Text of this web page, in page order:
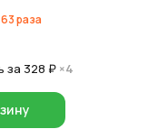
раза
за328 ₽ ×4